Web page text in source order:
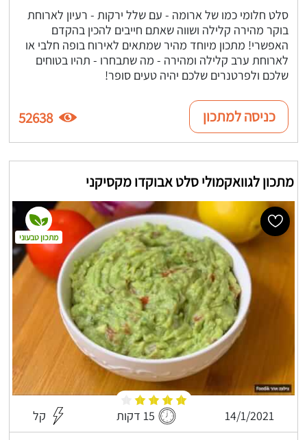
סלט חלומי כמו של ארומה - עם שלל ירקות - רעיון לארוחת
בוקר מהירה קלילה ושווה שאתם חייבים להכין בהקדם
האפשרי! מתכון מיוחד מהיר שמתאים לאירוח בופה חלבי או
לארוחת ערב קלילה ומהירה - מה שתבחרו - תהיו בטוחים
שלכם ולפרטנרים שלכם יהיה טעים סופר!
כניסה למתכון 52638
מתכון לגוואקמולי סלט אבוקדו מקסיקני
14/1/2021 15 דקות קל
מתכון טבעוני